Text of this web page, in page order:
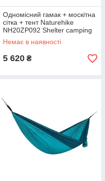
Одномісний гамак + москітна
сітка + тент Naturehike
NH20ZP092 Shelter camping
75D (Помаранчевий)
Немає в наявності
5 620 ₴